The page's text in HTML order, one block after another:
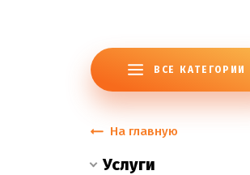
ВСЕ КАТЕГОРИИ
На главную
Услуги